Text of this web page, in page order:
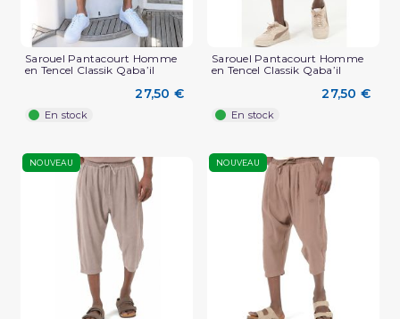
Sarouel Pantacourt Homme
en Tencel Classik Qaba’il
27,50 €
En stock
Sarouel Pantacourt Homme
en Tencel Classik Qaba’il
27,50 €
En stock
NOUVEAU NOUVEAU